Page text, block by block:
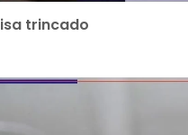
trincado